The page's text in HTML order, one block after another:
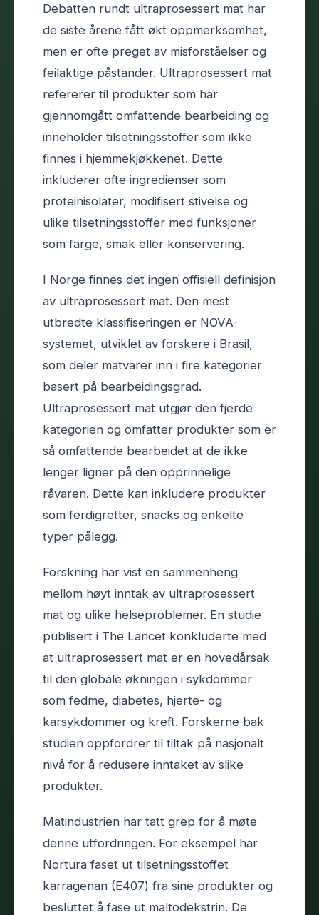
Debatten rundt ultraprosessert mat har
de siste årene fått økt oppmerksomhet,
men er ofte preget av misforståelser og
feilaktige påstander. Ultraprosessert mat
refererer til produkter som har
gjennomgått omfattende bearbeiding og
inneholder tilsetningsstoffer som ikke
finnes i hjemmekjøkkenet. Dette
inkluderer ofte ingredienser som
proteinisolater, modifisert stivelse og
ulike tilsetningsstoffer med funksjoner
som farge, smak eller konservering.
I Norge finnes det ingen offisiell definisjon
av ultraprosessert mat. Den mest
utbredte klassifiseringen er NOVA-
systemet, utviklet av forskere i Brasil,
som deler matvarer inn i fire kategorier
basert på bearbeidingsgrad.
Ultraprosessert mat utgjør den fjerde
kategorien og omfatter produkter som er
så omfattende bearbeidet at de ikke
lenger ligner på den opprinnelige
råvaren. Dette kan inkludere produkter
som ferdigretter, snacks og enkelte
typer pålegg.
Forskning har vist en sammenheng
mellom høyt inntak av ultraprosessert
mat og ulike helseproblemer. En studie
publisert i The Lancet konkluderte med
at ultraprosessert mat er en hovedårsak
til den globale økningen i sykdommer
som fedme, diabetes, hjerte- og
karsykdommer og kreft. Forskerne bak
studien oppfordrer til tiltak på nasjonalt
nivå for å redusere inntaket av slike
produkter.
Matindustrien har tatt grep for å møte
denne utfordringen. For eksempel har
Nortura faset ut tilsetningsstoffet
karragenan (E407) fra sine produkter og
besluttet å fase ut maltodekstrin. De